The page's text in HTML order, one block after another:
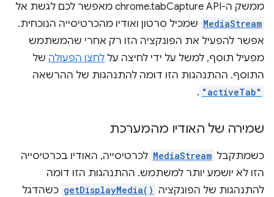
ממשק ה-API ‏chrome.tabCapture מאפשר לכם לגשת אל
MediaStream שמכיל סרטון ואודיו מהכרטיסייה הנוכחית.
אפשר להפעיל את הפונקציה הזו רק אחרי שהמשתמש
מפעיל תוסף, למשל על ידי לחיצה על לחצן הפעולה של
התוסף. ההתנהגות הזו דומה להתנהגות של ההרשאה
"activeTab"
.
שמירה של האודיו מהמערכת
כשמתקבל MediaStream לכרטיסייה, האודיו בכרטיסייה
הזו לא יושמע יותר למשתמש. ההתנהגות הזו דומה
להתנהגות של הפונקציה getDisplayMedia() כשהדגל